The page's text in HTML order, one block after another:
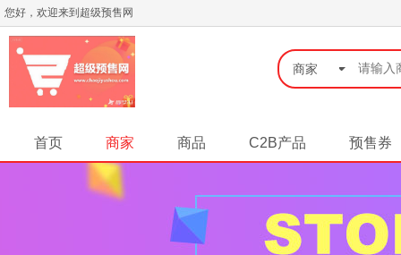
您好，欢迎来到超级预售网
商家 ◆
首页 商家 商品 C2B产品 预售券